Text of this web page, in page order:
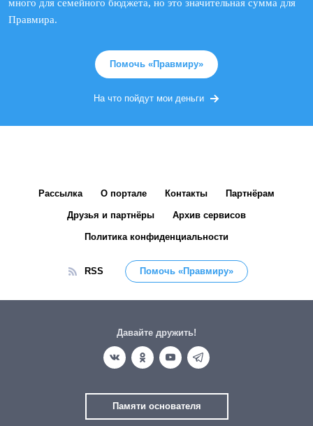
много для семейного бюджета, но это значительная сумма для
Правмира.
Помочь «Правмиру»
На что пойдут мои деньги
Рассылка О портале Контакты Партнёрам
Друзья и партнёры Архив сервисов
Политика конфиденциальности
RSS Помочь «Правмиру»
Давайте дружить!
Памяти основателя